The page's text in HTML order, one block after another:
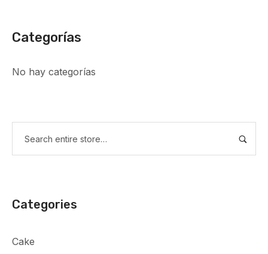
Categorías
No hay categorías
Categories
Cake